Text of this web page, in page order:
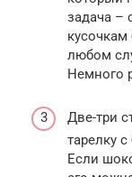
задача –
любом
Немного
Две-три
тарелку
Если